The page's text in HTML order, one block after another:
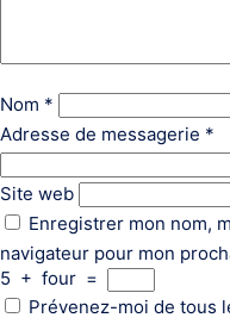
Nom *
Adresse de messagerie *
Site web
Enregistrer mon nom,
navigateur pour mon
5 + four =
Prévenez-moi de tous